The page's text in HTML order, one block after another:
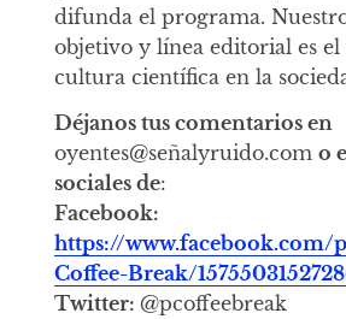
difunda el programa.
objetivo y línea editorial es
cultura científica en la
Déjanos tus comentarios en
oyentes@señalyruido.com o
sociales de:
Facebook:
https://www.facebook.com/
Coffee-Break/
Twitter: @pcoffeebreak